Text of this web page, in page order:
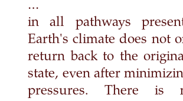
…
in all pathways
Earth's climate does not
return back to the
state, even after
pressures. There is